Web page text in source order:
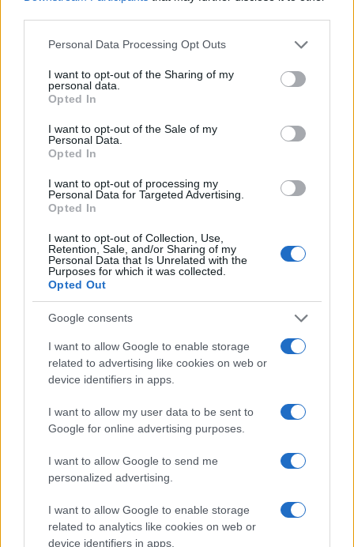
Please note that this website/app uses one or more Google
not limited to your visit or usage behaviour. You may click to
grant or deny consent to Google and its third-party tags to
use your data for below specified purposes in below Google
consent section.
Personal Data Processing Opt Outs
I want to opt-out of the Sharing of my
personal data.
Opted In
I want to opt-out of the Sale of my
Personal Data.
Opted In
I want to opt-out of processing my
Personal Data for Targeted Advertising.
Opted In
I want to opt-out of Collection, Use,
Retention, Sale, and/or Sharing of my
Personal Data that Is Unrelated with the
Purposes for which it was collected.
Opted Out
Google consents
I want to allow Google to enable storage
related to advertising like cookies on web or
device identifiers in apps.
I want to allow my user data to be sent to
Google for online advertising purposes.
I want to allow Google to send me
personalized advertising.
I want to allow Google to enable storage
related to analytics like cookies on web or
device identifiers in apps.
Ra Mi
À lire aussi
MONDE